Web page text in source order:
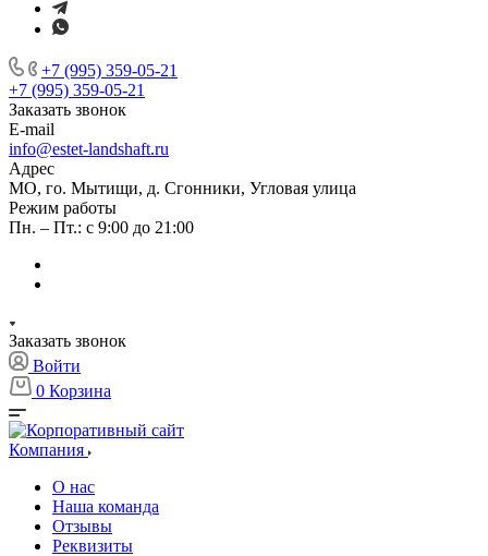
+7 (995) 359-05-21
+7 (995) 359-05-21
Заказать звонок
E-mail
info@estet-landshaft.ru
Адрес
МО, го. Мытищи, д. Сгонники, Угловая улица
Режим работы
Пн. – Пт.: с 9:00 до 21:00
Заказать звонок
Войти
0 Корзина
Компания
О нас
Наша команда
Отзывы
Реквизиты